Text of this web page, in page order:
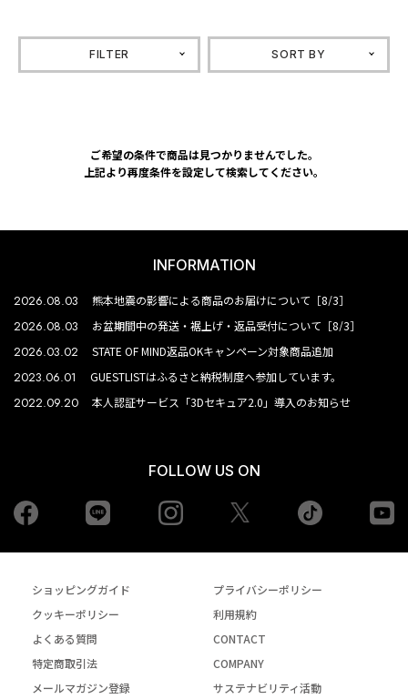
FILTER SORT BY
ご希望の条件で商品は見つかりませんでした。
上記より再度条件を設定して検索してください。
INFORMATION
2026.08.03 熊本地震の影響による商品のお届けについて［8/3］
2026.08.03 お盆期間中の発送・裾上げ・返品受付について［8/3］
2026.03.02 STATE OF MIND返品OKキャンペーン対象商品追加
2023.06.01 GUESTLISTはふるさと納税制度へ参加しています。
2022.09.20 本人認証サービス「3Dセキュア2.0」導入のお知らせ
FOLLOW US ON
Facebook Instagram tiktok
ショッピングガイド
プライバシーポリシー
クッキーポリシー
利用規約
よくある質問
CONTACT
特定商取引法
COMPANY
メールマガジン登録
サステナビリティ活動